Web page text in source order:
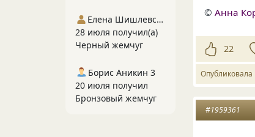
©Анна
22
Опубликовала
#1959361
Елена Шишлевская
28 июля получил(а)
Черный жемчуг
Борис Аникин 3
20 июля получил
Бронзовый жемчуг